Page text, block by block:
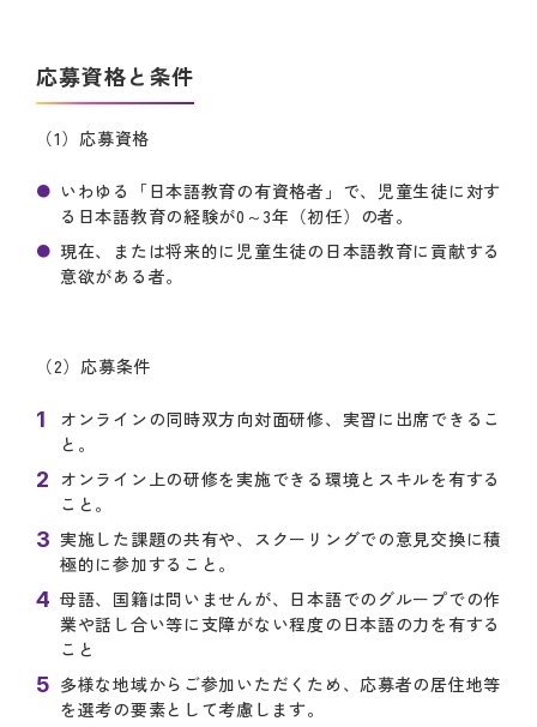
応募資格と条件
（1）応募資格
いわゆる「日本語教育の有資格者」で、児童生徒に対す
る日本語教育の経験が0～3年（初任）の者。
現在、または将来的に児童生徒の日本語教育に貢献する
意欲がある者。
（2）応募条件
オンラインの同時双方向対面研修、実習に出席できるこ
と。
オンライン上の研修を実施できる環境とスキルを有する
こと。
実施した課題の共有や、スクーリングでの意見交換に積
極的に参加すること。
母語、国籍は問いませんが、日本語でのグループでの作
業や話し合い等に支障がない程度の日本語の力を有する
こと
多様な地域からご参加いただくため、応募者の居住地等
を選考の要素として考慮します。